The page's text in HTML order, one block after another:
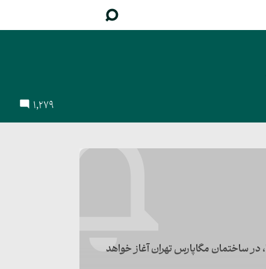
1,279
روند پذیرش درخواست‌های ویزای بلند مدت آلمان از یکشنبه ۳۱ مه ۲۰۲۶، در ساختمان مگاپارس تهران آغاز خواهد